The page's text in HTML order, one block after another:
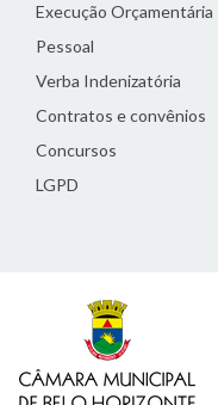
Execução Orçamentária
Pessoal
Verba Indenizatória
Contratos e convênios
Concursos
LGPD